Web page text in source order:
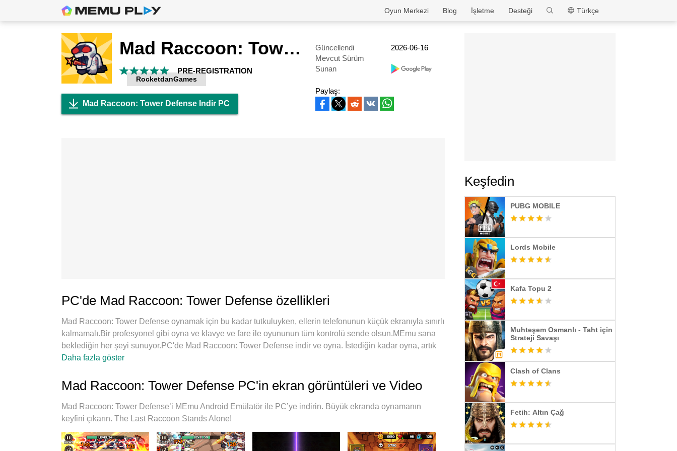
MEmu
Türkçe
Desteği
İşletme
Blog
Oyun Merkezi
Mad Raccoon: Tower Defense
PRE-REGISTRATION
RocketdanGames
Güncellendi
2026-06-16
Mevcut Sürüm
Sunan
Mad Raccoon: Tower Defense Indir PC
Paylaş:
PC'de Mad Raccoon: Tower Defense özellikleri
Mad Raccoon: Tower Defense oynamak için bu kadar tutkuluyken, ellerin telefonunun küçük ekranıyla sınırlı
kalmamalı.Bir profesyonel gibi oyna ve klavye ve fare ile oyununun tüm kontrolü sende olsun.MEmu sana
beklediğin her şeyi sunuyor.PC'de Mad Raccoon: Tower Defense indir ve oyna. İstediğin kadar oyna, artık
pil sınırlamaları, mobil veri ve rahatsız edici çağrılar yok.Yepyeni MEmu 9, PC'de Mad Raccoon: Tower
Raccoon: Tower Defense oyununu gerçek bir PC oyununa dönüştürüyor.MEmu çoklu örnek yöneticisi, aynı
cihazda 2 veya daha fazla hesap oynamayı mümkün kılıyor.Ve en önemlisi, özel emülasyon motorumuz
PC'nizin tüm potansiyelini ortaya çıkarıyor, her şeyi sorunsuz hale getiriyor.
Daha fazla göster
Mad Raccoon: Tower Defense PC'in ekran görüntüleri ve Video
Mad Raccoon: Tower Defense’i MEmu Android Emülatör ile PC’ye indirin. Büyük ekranda oynamanın
keyfini çıkarın. The Last Raccoon Stands Alone!
Keşfedin
PUBG MOBILE
Lords Mobile
Kafa Topu 2
Muhteşem Osmanlı - Taht için
Strateji Savaşı
Clash of Clans
Fetih: Altın Çağ